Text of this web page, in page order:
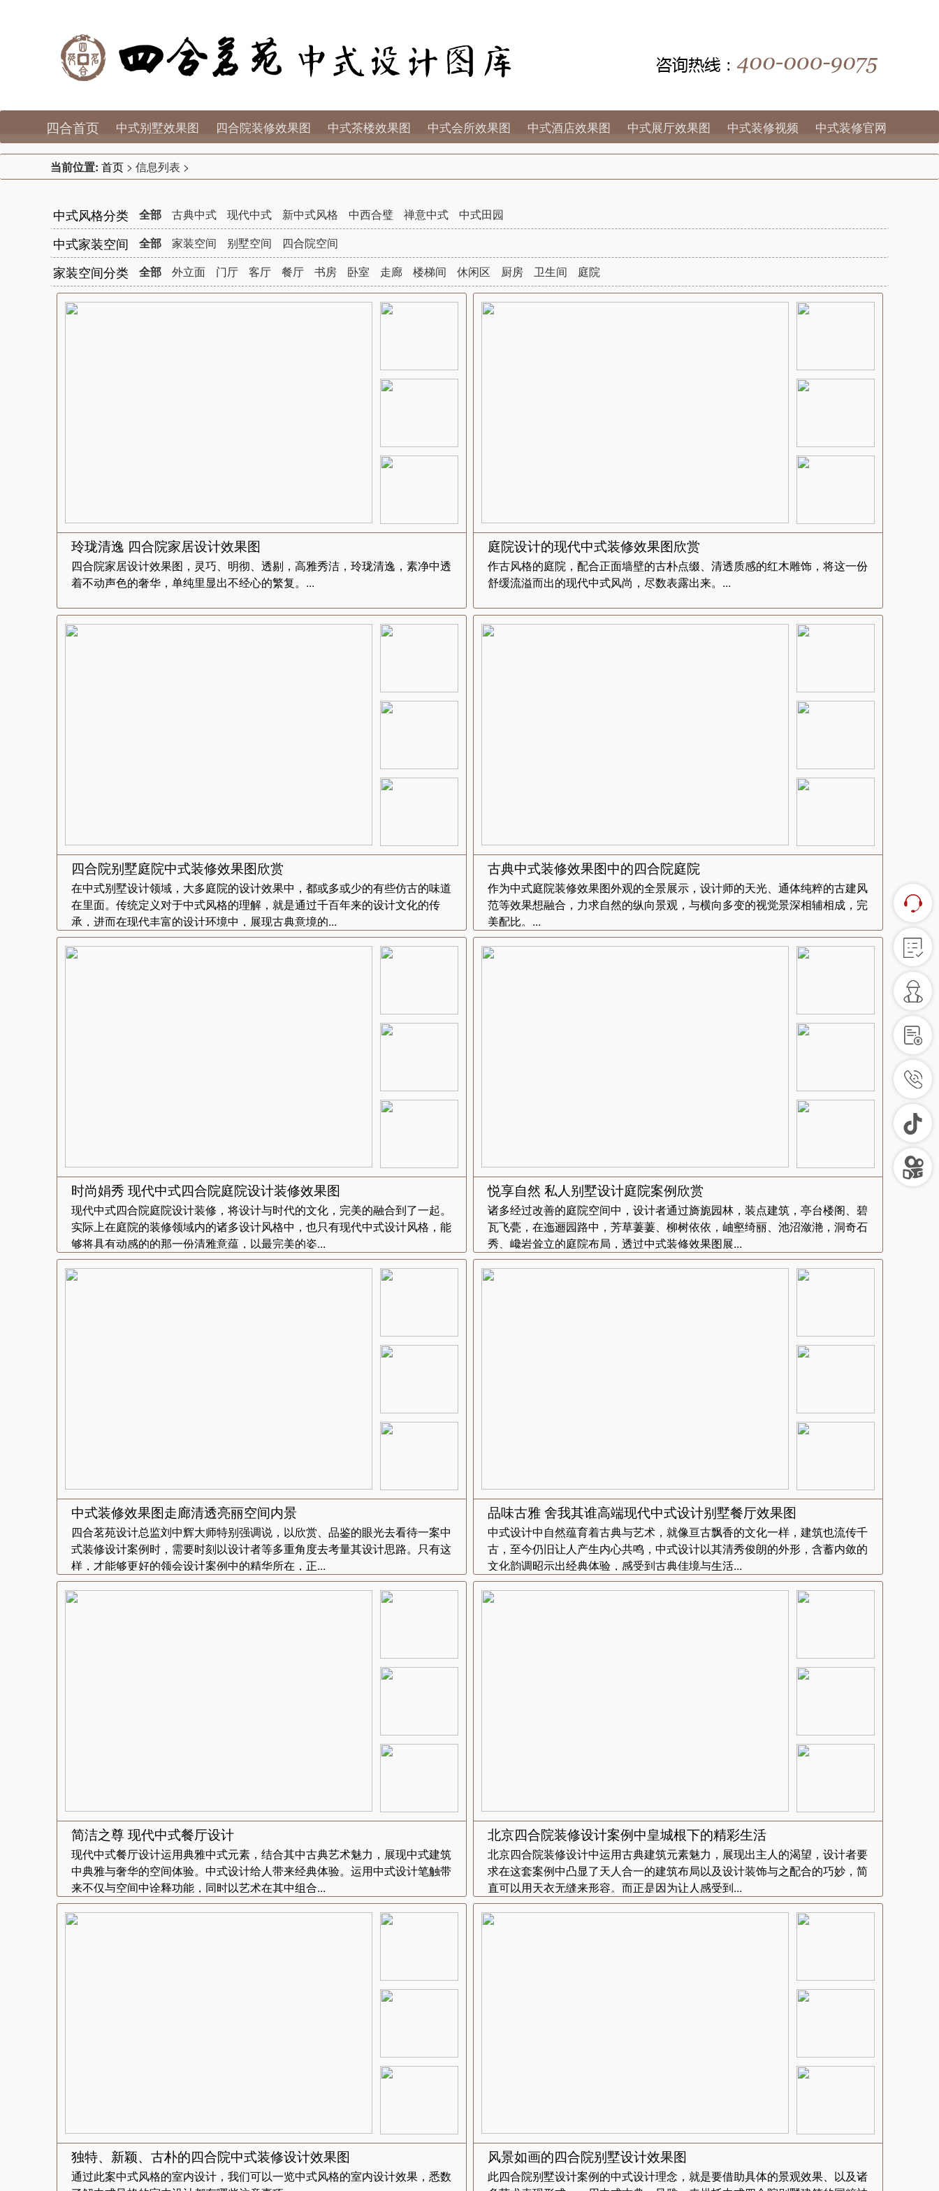
四合首页 中式别墅效果图 四合院装修效果图 中式茶楼效果图 中式会所效果图 中式酒店效果图 中式展厅效果图 中式装修视频 中式装修官网
当前位置: 首页 > 信息列表 >
中式风格分类 全部 古典中式 现代中式 新中式风格 中西合璧 禅意中式 中式田园
中式家装空间 全部 家装空间 别墅空间 四合院空间
家装空间分类 全部 外立面 门厅 客厅 餐厅 书房 卧室 走廊 楼梯间 休闲区 厨房 卫生间 庭院
玲珑清逸 四合院家居设计效果图
四合院家居设计效果图，灵巧、明彻、透剔，高雅秀洁，玲珑清逸，素净中透
着不动声色的奢华，单纯里显出不经心的繁复。...
庭院设计的现代中式装修效果图欣赏
作古风格的庭院，配合正面墙壁的古朴点缀、清透质感的红木雕饰，将这一份
舒缓流溢而出的现代中式风尚，尽数表露出来。...
四合院别墅庭院中式装修效果图欣赏
在中式别墅设计领域，大多庭院的设计效果中，都或多或少的有些仿古的味道
在里面。传统定义对于中式风格的理解，就是通过千百年来的设计文化的传
承，进而在现代丰富的设计环境中，展现古典意境的...
古典中式装修效果图中的四合院庭院
作为中式庭院装修效果图外观的全景展示，设计师的天光、通体纯粹的古建风
范等效果想融合，力求自然的纵向景观，与横向多变的视觉景深相辅相成，完
美配比。...
时尚娟秀 现代中式四合院庭院设计装修效果图
现代中式四合院庭院设计装修，将设计与时代的文化，完美的融合到了一起。
实际上在庭院的装修领域内的诸多设计风格中，也只有现代中式设计风格，能
够将具有动感的的那一份清雅意蕴，以最完美的姿...
悦享自然 私人别墅设计庭院案例欣赏
诸多经过改善的庭院空间中，设计者通过旖旎园林，装点建筑，亭台楼阁、碧
瓦飞甍，在迤逦园路中，芳草萋萋、柳树依依，岫壑绮丽、池沼潋滟，洞奇石
秀、巉岩耸立的庭院布局，透过中式装修效果图展...
中式装修效果图走廊清透亮丽空间内景
四合茗苑设计总监刘中辉大师特别强调说，以欣赏、品鉴的眼光去看待一案中
式装修设计案例时，需要时刻以设计者等多重角度去考量其设计思路。只有这
样，才能够更好的领会设计案例中的精华所在，正...
品味古雅 舍我其谁高端现代中式设计别墅餐厅效果图
中式设计中自然蕴育着古典与艺术，就像亘古飘香的文化一样，建筑也流传千
古，至今仍旧让人产生内心共鸣，中式设计以其清秀俊朗的外形，含蓄内敛的
文化韵调昭示出经典体验，感受到古典佳境与生活...
简洁之尊 现代中式餐厅设计
现代中式餐厅设计运用典雅中式元素，结合其中古典艺术魅力，展现中式建筑
中典雅与奢华的空间体验。中式设计给人带来经典体验。运用中式设计笔触带
来不仅与空间中诠释功能，同时以艺术在其中组合...
北京四合院装修设计案例中皇城根下的精彩生活
北京四合院装修设计中运用古典建筑元素魅力，展现出主人的渴望，设计者要
求在这套案例中凸显了天人合一的建筑布局以及设计装饰与之配合的巧妙，简
直可以用天衣无缝来形容。而正是因为让人感受到...
独特、新颖、古朴的四合院中式装修设计效果图
通过此案中式风格的室内设计，我们可以一览中式风格的室内设计效果，悉数
风景如画的四合院别墅设计效果图
此四合院别墅设计案例的中式设计理念，就是要借助具体的景观效果、以及诸